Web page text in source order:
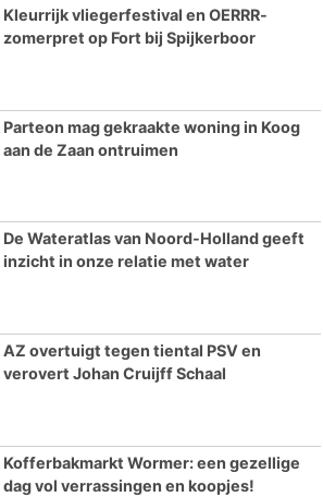
Kleurrijk vliegerfestival en OERRR-
zomerpret op Fort bij Spijkerboor
Parteon mag gekraakte woning in Koog
aan de Zaan ontruimen
De Wateratlas van Noord-Holland geeft
inzicht in onze relatie met water
AZ overtuigt tegen tiental PSV en
verovert Johan Cruijff Schaal
Kofferbakmarkt Wormer: een gezellige
dag vol verrassingen en koopjes!